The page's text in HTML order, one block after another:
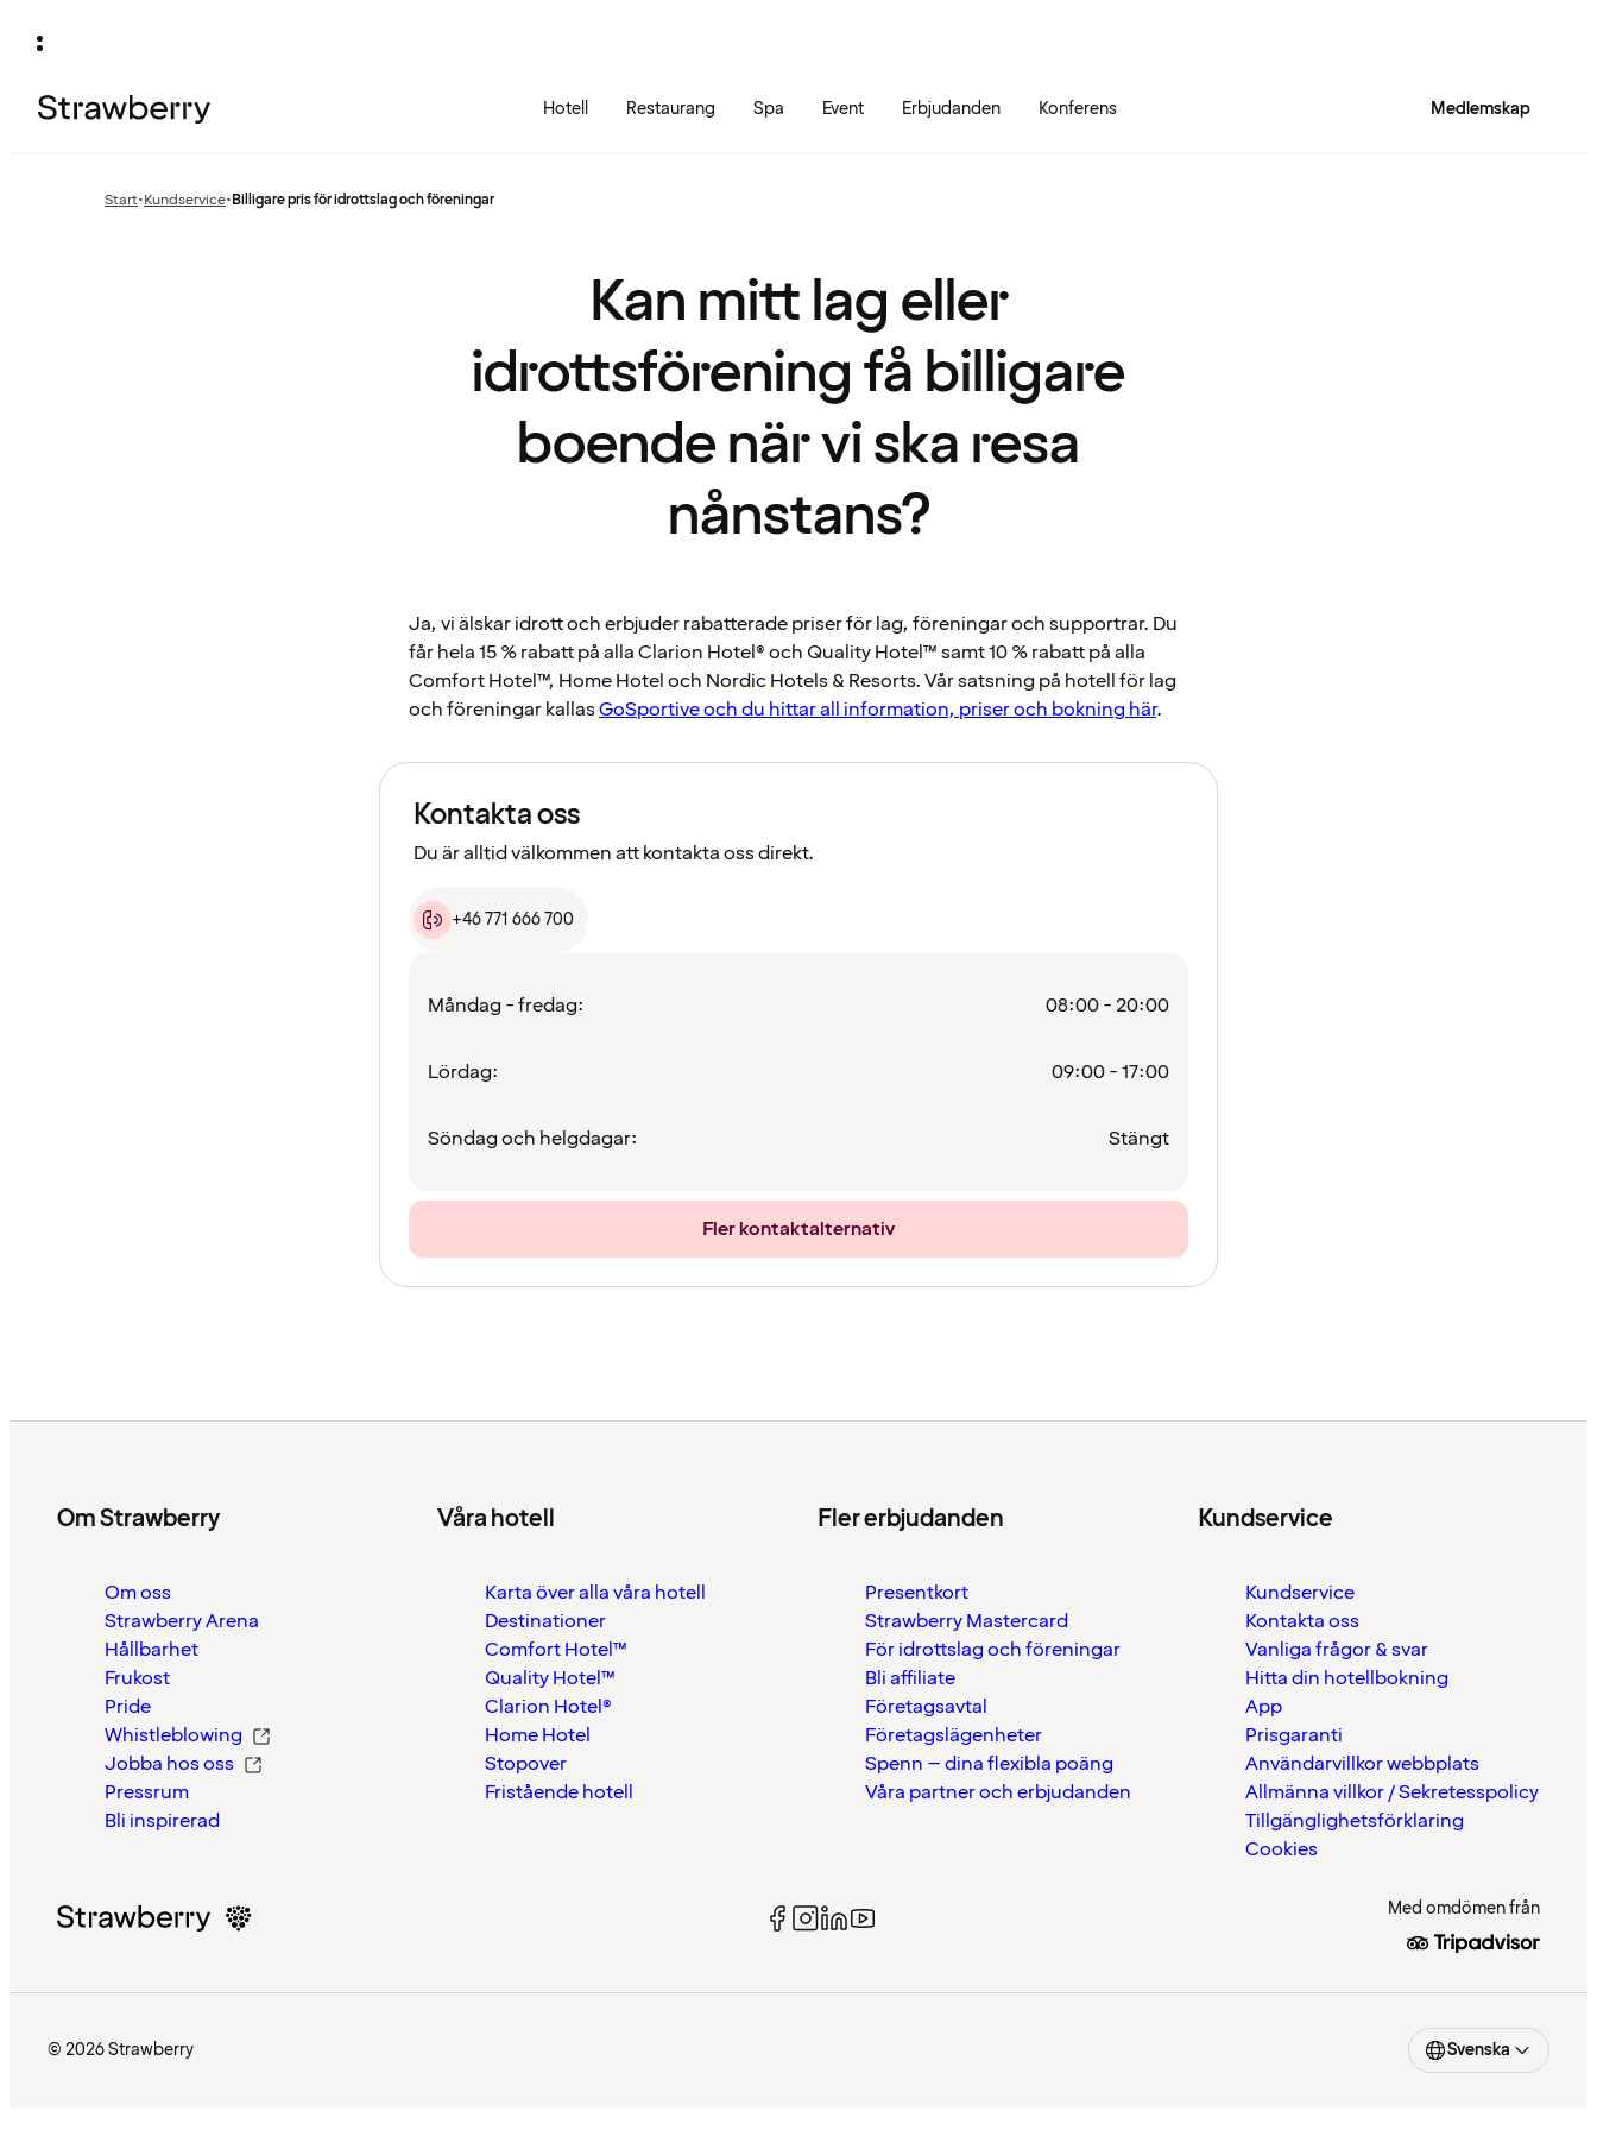
Hotell Restaurang Spa Event Erbjudanden Konferens Medlemskap
Start•Föregående
Kundservice•Billigare pris för idrottslag och föreningar
Kan mitt lag eller
idrottsförening få billigare
boende när vi ska resa
nånstans?
Ja, vi älskar idrott och erbjuder rabatterade priser för lag, föreningar och supportrar. Du
får hela 15 % rabatt på alla Clarion Hotel® och Quality Hotel™ samt 10 % rabatt på alla
Comfort Hotel™, Home Hotel och Nordic Hotels & Resorts. Vår satsning på hotell för lag
och föreningar kallasGoSportive och du hittar all information, priser och bokning här.
Kontakta oss
Du är alltid välkommen att kontakta oss direkt.
+46 771 666 700
Måndag - fredag: 08:00 - 20:00
Lördag: 09:00 - 17:00
Söndag och helgdagar: Stängt
Fler kontaktalternativ
Om Strawberry
Om oss
Strawberry Arena
Hållbarhet
Frukost
Pride
Whistleblowing
Jobba hos oss
Pressrum
Bli inspirerad
Våra hotell
Karta över alla våra hotell
Destinationer
Comfort Hotel™
Quality Hotel™
Clarion Hotel®
Home Hotel
Stopover
Fristående hotell
Fler erbjudanden
Presentkort
Strawberry Mastercard
För idrottslag och föreningar
Bli affiliate
Företagsavtal
Företagslägenheter
Spenn – dina flexibla poäng
Våra partner och erbjudanden
Kundservice
Kundservice
Kontakta oss
Vanliga frågor & svar
Hitta din hotellbokning
App
Prisgaranti
Användarvillkor webbplats
Allmänna villkor / Sekretesspolicy
Tillgänglighetsförklaring
Cookies
Med omdömen från
© 2026 Strawberry Svenska